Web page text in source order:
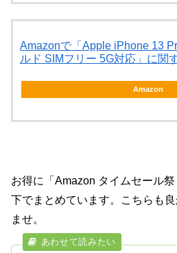
Amazonで「Apple iPhone 13
ルド SIMフリー 5G対応」に関
Amazon
お得に「Amazon タイムセール
下でまとめています。こちらも
ませ。